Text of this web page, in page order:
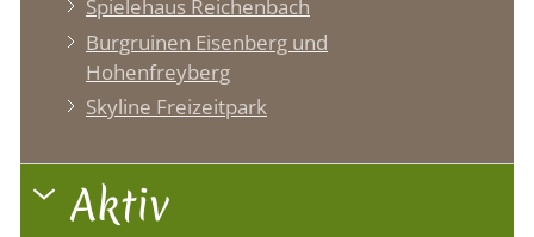
Spielehaus Reichenbach
Burgruinen Eisenberg und
Hohenfreyberg
Skyline Freizeitpark
Aktiv